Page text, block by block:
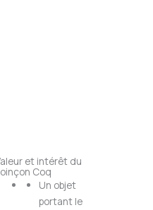
et intérêt du
Coq
Un objet
portant le